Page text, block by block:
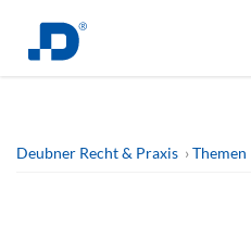
Deubner Recht & Praxis Themen